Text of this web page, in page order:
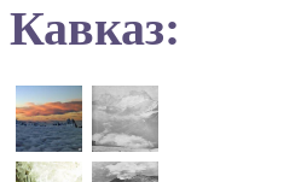
Кавказ: